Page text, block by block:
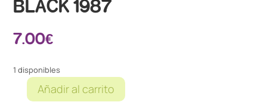
BLACK 1987
7.00€
1 disponibles
VINILOAñadir al carrito